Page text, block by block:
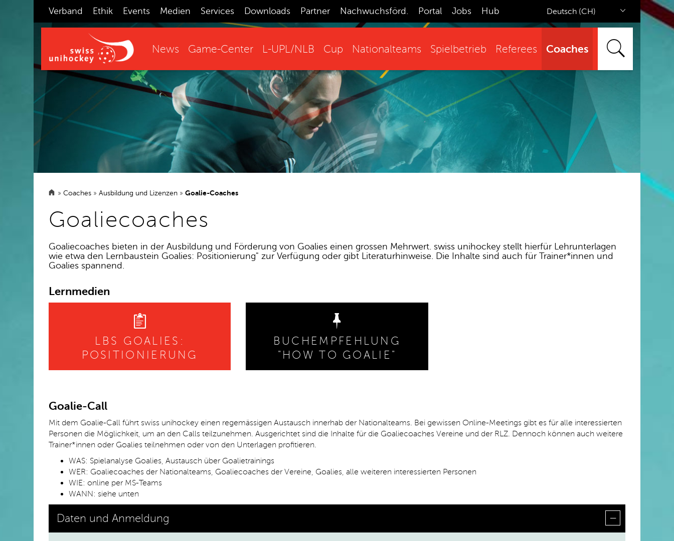
Verband Ethik Events Medien Services Downloads Partner Nachwuchsförd. Portal Jobs Hub Deutsch (CH)
News Game-Center L-UPL/NLB Cup Nationalteams Spielbetrieb Referees Coaches
» Coaches » Ausbildung und Lizenzen » Goalie-Coaches
Goaliecoaches
Goaliecoaches bieten in der Ausbildung und Förderung von Goalies einen grossen Mehrwert. swiss unihockey stellt hierfür Lehrunterlagen
wie etwa den Lernbaustein Goalies: Positionierung" zur Verfügung oder gibt Literaturhinweise. Die Inhalte sind auch für Trainer*innen und
Goalies spannend.
Lernmedien
LBS GOALIES:
POSITIONIERUNG
BUCHEMPFEHLUNG
"HOW TO GOALIE"
Goalie-Call
Mit dem Goalie-Call führt swiss unihockey einen regemässigen Austausch innerhab der Nationalteams. Bei gewissen Online-Meetings gibt es für alle interessierten
Personen die Möglichkeit, um an den Calls teilzunehmen. Ausgerichtet sind die Inhalte für die Goaliecoaches Vereine und der RLZ. Dennoch können auch weitere
Trainer*innen oder Goalies teilnehmen oder von den Unterlagen profitieren.
WAS: Spielanalyse Goalies, Austausch über Goalietrainings
WER: Goaliecoaches der Nationalteams, Goaliecoaches der Vereine, Goalies, alle weiteren interessierten Personen
WIE: online per MS-Teams
WANN: siehe unten
Daten und Anmeldung